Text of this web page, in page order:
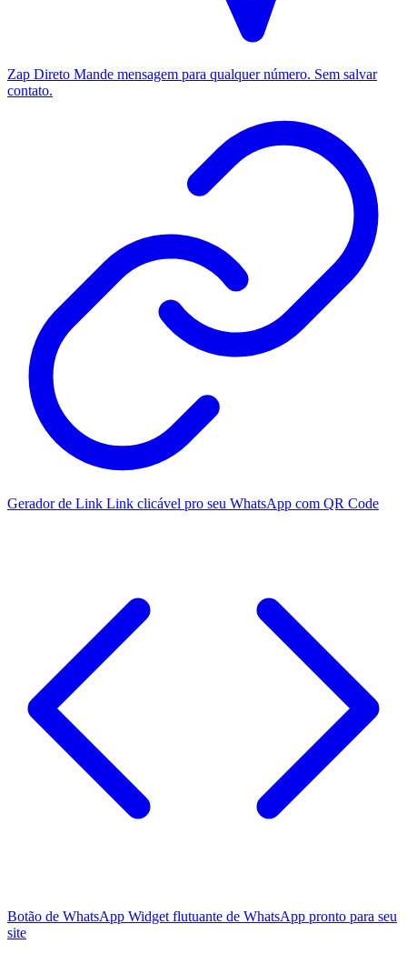
Zap Direto Mande mensagem para qualquer número. Sem salvar
contato.
Gerador de Link Link clicável pro seu WhatsApp com QR Code
Botão de WhatsApp Widget flutuante de WhatsApp pronto para seu
site